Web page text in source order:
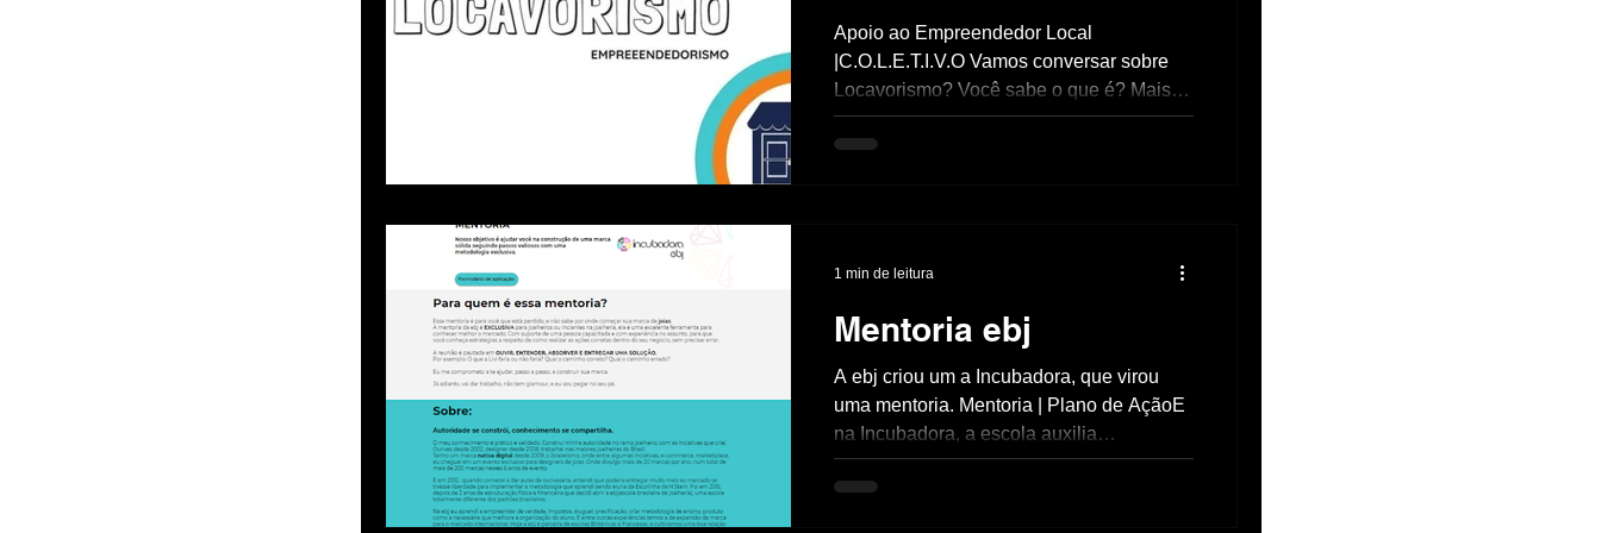
composição do material e o entendimento
técnic
Apoio ao Empreendedor Local
|C.O.L.E.T.I.V.O Vamos conversar sobre
Locavorismo? Você sabe o que é? Mais
que um estilo de vida, é uma...
Mentoria ebj
A ebj criou um a Incubadora, que virou
uma mentoria. Mentoria | Plano de AçãoE
na Incubadora, a escola auxilia
diretamente o crescimento...
1 min de leitura